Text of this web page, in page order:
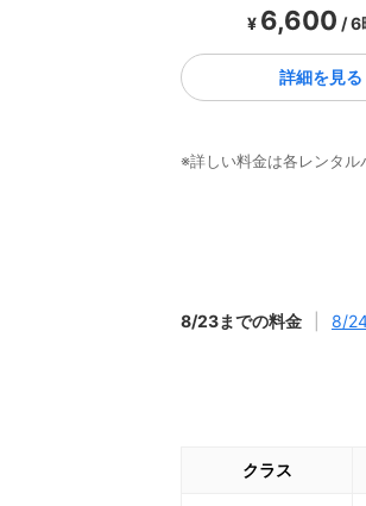
¥ 6,600 / 6
詳細を見る
※詳しい料金は各レンタル
8/23までの料金 8/
クラス